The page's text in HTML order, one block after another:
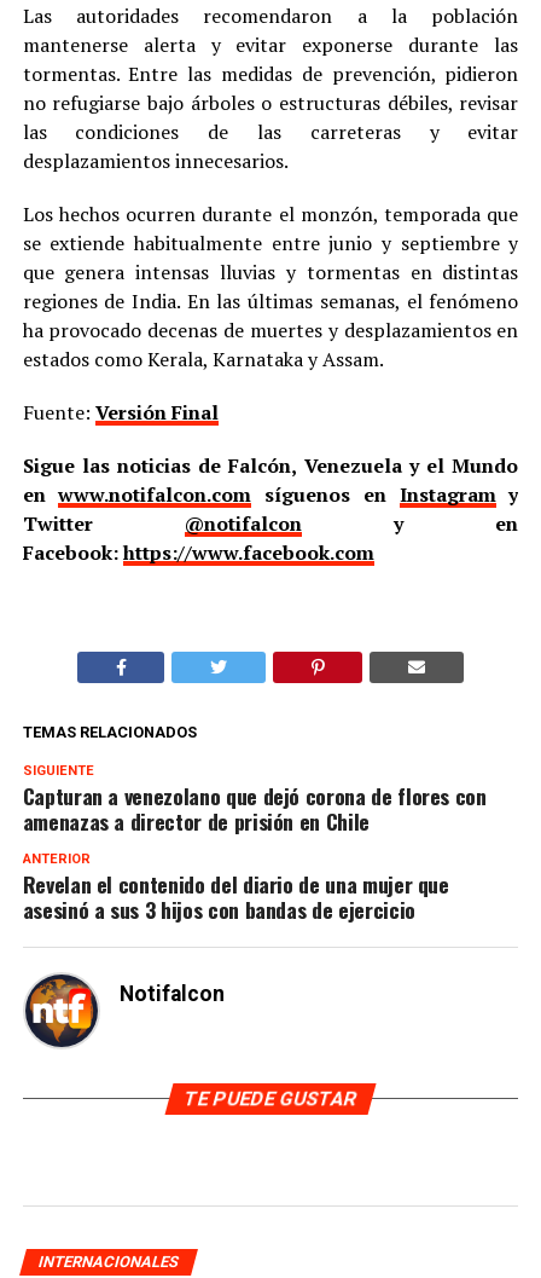
Las autoridades recomendaron a la población
mantenerse alerta y evitar exponerse durante las
tormentas. Entre las medidas de prevención, pidieron
no refugiarse bajo árboles o estructuras débiles, revisar
las condiciones de las carreteras y evitar
desplazamientos innecesarios.
Los hechos ocurren durante el monzón, temporada que
se extiende habitualmente entre junio y septiembre y
que genera intensas lluvias y tormentas en distintas
regiones de India. En las últimas semanas, el fenómeno
ha provocado decenas de muertes y desplazamientos en
estados como Kerala, Karnataka y Assam.
Fuente: Versión Final
Sigue las noticias de Falcón, Venezuela y el Mundo
enwww.notifalcon.com síguenos en Instagramy
Twitter @notifalcony en
Facebook:https://www.facebook.com
TEMAS RELACIONADOS
SIGUIENTE
Capturan a venezolano que dejó corona de flores con
amenazas a director de prisión en Chile
ANTERIOR
Revelan el contenido del diario de una mujer que
asesinó a sus 3 hijos con bandas de ejercicio
Notifalcon
TE PUEDE GUSTAR
INTERNACIONALES